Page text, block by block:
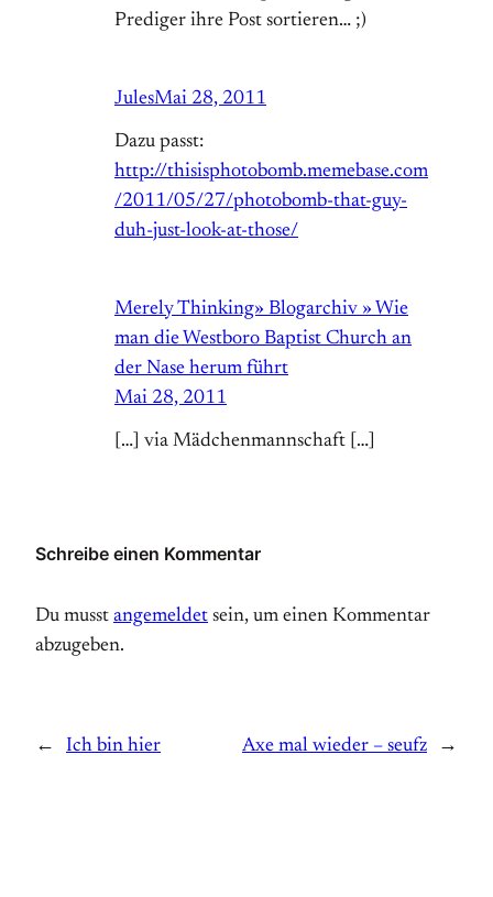
Prediger ihre Post sortieren… ;)
JulesMai 28, 2011
Dazu passt:
http://thisisphotobomb.memebase.com
/2011/05/27/photobomb-that-guy-
duh-just-look-at-those/
Merely Thinking» Blogarchiv » Wie
man die Westboro Baptist Church an
der Nase herum führt
Mai 28, 2011
[…] via Mädchenmannschaft […]
Schreibe einen Kommentar
Du musst angemeldet sein, um einen Kommentar
abzugeben.
← Ich bin hier Axe mal wieder – seufz →